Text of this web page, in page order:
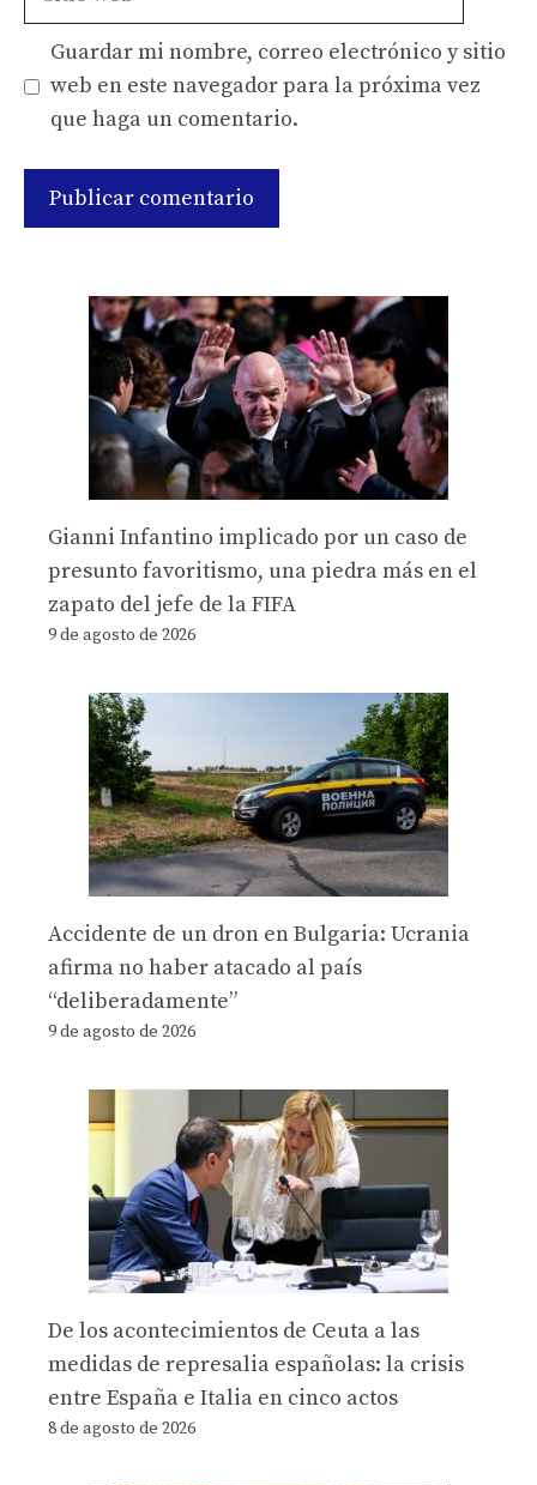
Guardar mi nombre, correo electrónico y sitio
web en este navegador para la próxima vez
que haga un comentario.
Gianni Infantino implicado por un caso de
presunto favoritismo, una piedra más en el
zapato del jefe de la FIFA
9 de agosto de 2026
Accidente de un dron en Bulgaria: Ucrania
afirma no haber atacado al país
“deliberadamente”
9 de agosto de 2026
De los acontecimientos de Ceuta a las
medidas de represalia españolas: la crisis
entre España e Italia en cinco actos
8 de agosto de 2026